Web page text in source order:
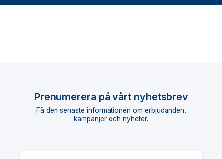
Prenumerera på vårt nyhetsbrev
Få den senaste informationen om erbjudanden,
kampanjer och nyheter.